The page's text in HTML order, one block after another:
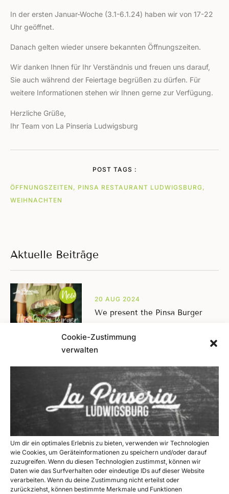
Cookie-Zustimmung
verwalten
Um dir ein optimales Erlebnis zu bieten, verwenden wir Technologien
wie Cookies, um Geräteinformationen zu speichern und/oder darauf
zuzugreifen. Wenn du diesen Technologien zustimmst, können wir
Daten wie das Surfverhalten oder eindeutige IDs auf dieser Website
verarbeiten. Wenn du deine Zustimmung nicht erteilst oder
zurückziehst, können bestimmte Merkmale und Funktionen
In der ersten Januar-Woche (3.1-6.1.24) haben wir von 17-22
Uhr geöffnet.
Danach gelten wieder unsere bekannten Öffnungszeiten.
Wir danken Ihnen für Ihr Verständnis und freuen uns darauf,
Sie auch während der Feiertage begrüßen zu dürfen. Für
weitere Informationen stehen wir Ihnen gerne zur Verfügung.
Herzliche Grüße,
Ihr Team von La Pinseria Ludwigsburg
POST TAGS :
ÖFFNUNGSZEITEN, PINSA RESTAURANT LUDWIGSBURG,
WEIHNACHTEN
Aktuelle Beiträge
20 AUG 2024
We present the Pinsa Burger
19 JUL 2024
come!
09 JUL 2024
Promotion: The summer
temptation in July and August